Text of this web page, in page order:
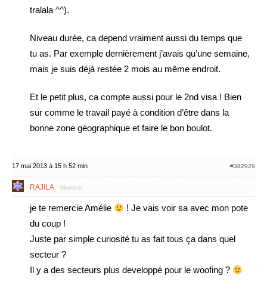
tralala ^^).
Niveau durée, ca depend vraiment aussi du temps que
tu as. Par exemple dernièrement j’avais qu’une semaine,
mais je suis déjà restée 2 mois au même endroit.
Et le petit plus, ca compte aussi pour le 2nd visa ! Bien
sur comme le travail payé à condition d’être dans la
bonne zone géographique et faire le bon boulot.
17 mai 2013 à 15 h 52 min #382929
RAJILA Membre
je te remercie Amélie
! Je vais voir sa avec mon pote
du coup !
Juste par simple curiosité tu as fait tous ça dans quel
secteur ?
Il y a des secteurs plus developpé pour le woofing ?